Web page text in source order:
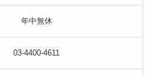
年中無休
03-4400-4611